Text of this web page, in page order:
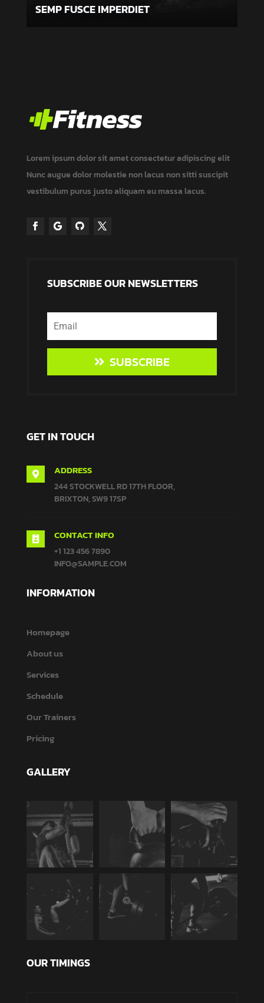
SEMP FUSCE IMPERDIET
Lorem ipsum dolor sit amet consectetur adipiscing elit
Nunc augue dolor molestie non lacus nonsittisuscipit
vestibulum purus justo aliquam eu massa lacus.
SUBSCRIBE OUR NEWSLETTERS
SUBSCRIBE
GET IN TOUCH
 ADDRESS
244 STOCKWELL RD 17TH FLOOR,
BRIXTON, SW9 17SP
 CONTACT INFO
+1 123 456 7890
INFO@SAMPLE.COM
INFORMATION
Homepage
About us
Services
Schedule
Our Trainers
Pricing
GALLERY
OUR TIMINGS